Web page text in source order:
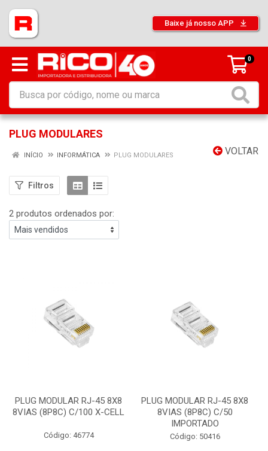
Baixe já nosso APP
0
PLUG MODULARES
VOLTAR
INÍCIO INFORMÁTICA PLUG MODULARES
Filtros
2 produtos ordenados por:
PLUG MODULAR RJ-45 8X8
8VIAS (8P8C) C/100 X-CELL
Código: 46774
PLUG MODULAR RJ-45 8X8
8VIAS (8P8C) C/50
IMPORTADO
Código: 50416